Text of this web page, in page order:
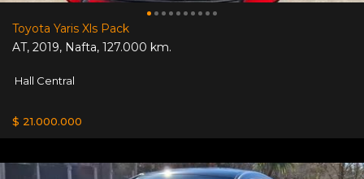
Toyota Yaris Xls Pack
AT, 2019, Nafta, 127.000 km.
Hall Central
$ 21.000.000